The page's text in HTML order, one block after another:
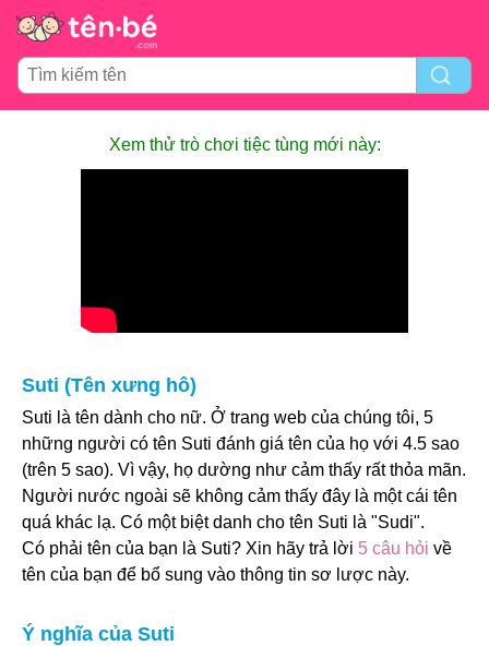
Xem thử trò chơi tiệc tùng mới này:
Suti (Tên xưng hô)
Suti là tên dành cho nữ. Ở trang web của chúng tôi, 5
những người có tên Suti đánh giá tên của họ với 4.5 sao
(trên 5 sao). Vì vậy, họ dường như cảm thấy rất thỏa mãn.
Người nước ngoài sẽ không cảm thấy đây là một cái tên
quá khác lạ. Có một biệt danh cho tên Suti là "Sudi".
Có phải tên của bạn là Suti? Xin hãy trả lời 5 câu hỏi về
tên của bạn để bổ sung vào thông tin sơ lược này.
Ý nghĩa của Suti